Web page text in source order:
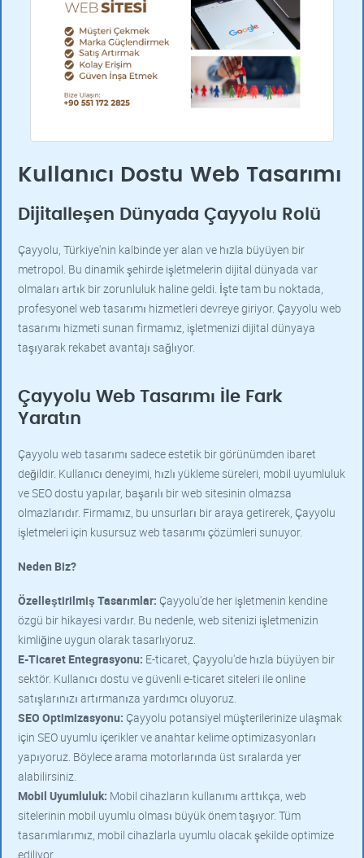
Kullanıcı Dostu Web Tasarımı
Dijitalleşen Dünyada Çayyolu Rolü
Çayyolu, Türkiye'nin kalbinde yer alan ve hızla büyüyen bir
metropol. Bu dinamik şehirde işletmelerin dijital dünyada var
olmaları artık bir zorunluluk haline geldi. İşte tam bu noktada,
profesyonel web tasarımı hizmetleri devreye giriyor. Çayyolu web
tasarımı hizmeti sunan firmamız, işletmenizi dijital dünyaya
taşıyarak rekabet avantajı sağlıyor.
Çayyolu Web Tasarımı İle Fark
Yaratın
Çayyolu web tasarımı sadece estetik bir görünümden ibaret
değildir. Kullanıcı deneyimi, hızlı yükleme süreleri, mobil uyumluluk
ve SEO dostu yapılar, başarılı bir web sitesinin olmazsa
olmazlarıdır. Firmamız, bu unsurları bir araya getirerek, Çayyolu
işletmeleri için kusursuz web tasarımı çözümleri sunuyor.
Neden Biz?
Özelleştirilmiş Tasarımlar: Çayyolu'de her işletmenin kendine
özgü bir hikayesi vardır. Bu nedenle, web sitenizi işletmenizin
kimliğine uygun olarak tasarlıyoruz.
E-Ticaret Entegrasyonu: E-ticaret, Çayyolu'de hızla büyüyen bir
sektör. Kullanıcı dostu ve güvenli e-ticaret siteleri ile online
satışlarınızı artırmanıza yardımcı oluyoruz.
SEO Optimizasyonu: Çayyolu potansiyel müşterilerinize ulaşmak
için SEO uyumlu içerikler ve anahtar kelime optimizasyonları
yapıyoruz. Böylece arama motorlarında üst sıralarda yer
alabilirsiniz.
Mobil Uyumluluk: Mobil cihazların kullanımı arttıkça, web
sitelerinin mobil uyumlu olması büyük önem taşıyor. Tüm
tasarımlarımız, mobil cihazlarla uyumlu olacak şekilde optimize
ediliyor.